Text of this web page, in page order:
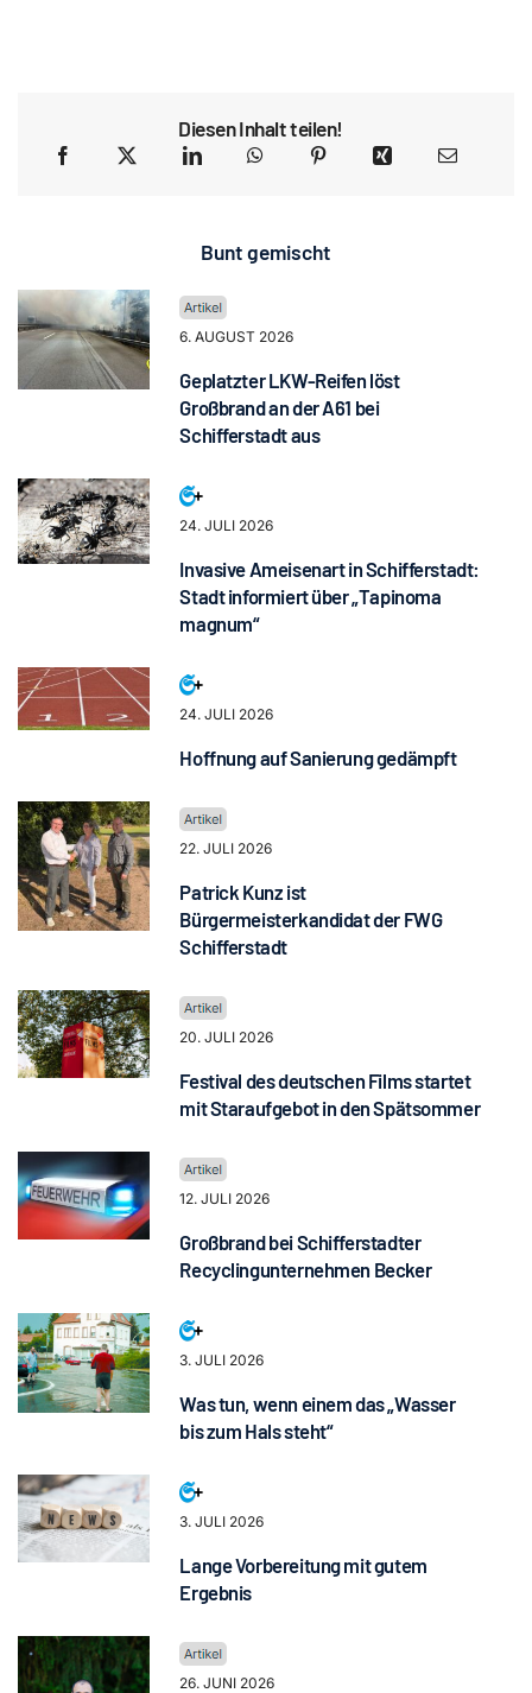
Diesen Inhalt teilen!
Bunt gemischt
6. AUGUST 2026
Geplatzter LKW-Reifen löst
Großbrand an der A61 bei
Schifferstadt aus
24. JULI 2026
Invasive Ameisenart in Schifferstadt:
Stadt informiert über „Tapinoma
magnum“
24. JULI 2026
Hoffnung auf Sanierung gedämpft
22. JULI 2026
Patrick Kunz ist
Bürgermeisterkandidat der FWG
Schifferstadt
20. JULI 2026
Festival des deutschen Films startet
mit Staraufgebot in den Spätsommer
12. JULI 2026
Großbrand bei Schifferstadter
Recyclingunternehmen Becker
3. JULI 2026
Was tun, wenn einem das „Wasser
bis zum Hals steht“
3. JULI 2026
Lange Vorbereitung mit gutem
Ergebnis
26. JUNI 2026